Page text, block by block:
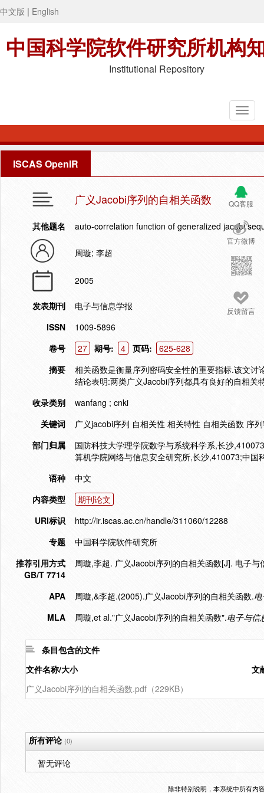
中文版 | English
中国科学院软件研究所机构
Institutional Repository
ISCAS OpenIR
QQ客服
官方微博
反馈留言
广义Jacobi序列的自相关函数
其他题名 auto-correlation function of generalized jacobi
周璇; 李超
2005
发表期刊
电子与信息学报
ISSN
1009-5896
卷号
27 期号: 4 页码:
625-628
摘要
相关函数是衡量序列密码安全性的重要指标.该文
结论表明:两类广义Jacobi序列都具有良好的自相关
收录类别
wanfang ; cnki
关键词
广义jacobi序列 自相关性 相关特性 自相关函数 序
部门归属
国防科技大学理学院数学与系统科学系,长沙
算机学院网络与信息安全研究所,长沙,410073;中
语种
中文
内容类型
期刊论文
URI标识
http://ir.iscas.ac.cn/handle/311060/12288
专题
中国科学院软件研究所
推荐引用方式
GB/T 7714
周璇,李超. 广义Jacobi序列的自相关函数[J]. 电子
APA 周璇,&李超.(2005).广义Jacobi序列的自相关函数.
MLA
周璇,et al."广义Jacobi序列的自相关函数".电子与信
条目包含的文件
文件名称/大小
文
广义Jacobi序列的自相关函数.pdf（229KB）
所有评论(0)
暂无评论
除非特别说明，本系统中所有内